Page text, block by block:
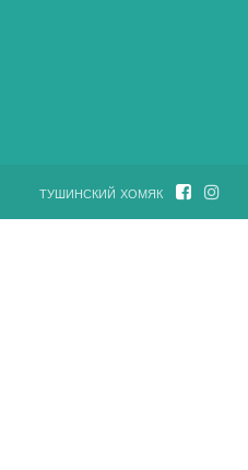
тушинский хомяк